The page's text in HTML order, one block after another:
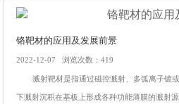
铬靶材的应用及发展前景
2022-12-07 浏览次数：419
溅射靶材是指通过磁控溅射、多弧离子镀
下溅射沉积在基板上形成各种功能薄膜的溅射